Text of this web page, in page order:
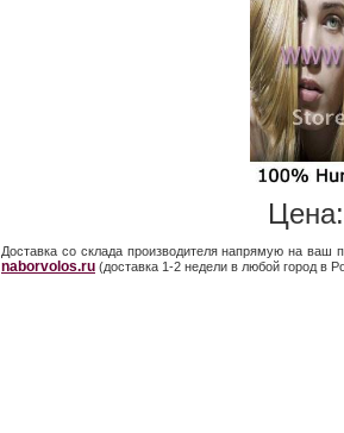
Цена:
Доставка со склада производителя напрямую на ваш
naborvolos.ru (доставка 1-2 недели в любой город в